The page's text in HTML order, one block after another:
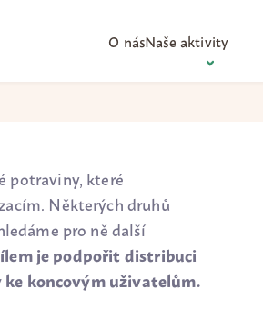
O násNaše aktivity
potraviny, které
Některých druhů
pro ně další
je podpořit distribuci
koncovým uživatelům.